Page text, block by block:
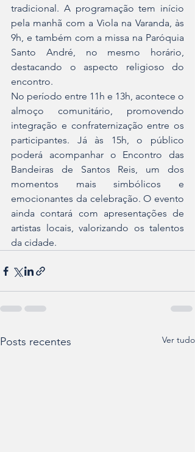
tradicional. A programação tem início
pela manhã com a Viola na Varanda, às
9h, e também com a missa na Paróquia
Santo André, no mesmo horário,
destacando o aspecto religioso do
encontro.
No período entre 11h e 13h, acontece o
almoço comunitário, promovendo
integração e confraternização entre os
participantes. Já às 15h, o público
poderá acompanhar o Encontro das
Bandeiras de Santos Reis, um dos
momentos mais simbólicos e
emocionantes da celebração. O evento
ainda contará com apresentações de
artistas locais, valorizando os talentos
da cidade.
Posts recentes Ver tudo